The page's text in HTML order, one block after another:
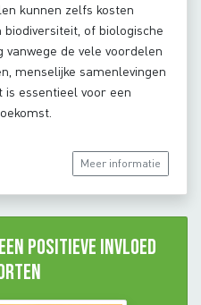
kunnen zelfs kosten
of biologische
vanwege de vele voordelen
menselijke samenlevingen
is essentieel voor een
Meer informatie
positieve invloed